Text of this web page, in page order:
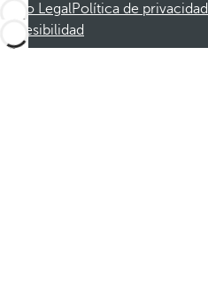
Aviso LegalPolítica de privacidad
Accesibilidad